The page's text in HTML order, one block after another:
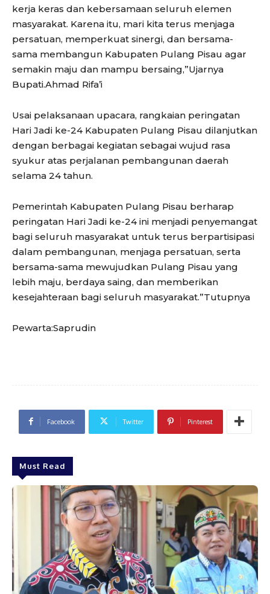
kerja keras dan kebersamaan seluruh elemen
masyarakat. Karena itu, mari kita terus menjaga
persatuan, memperkuat sinergi, dan bersama-
sama membangun Kabupaten Pulang Pisau agar
semakin maju dan mampu bersaing,”Ujarnya
Bupati.Ahmad Rifa’i
Usai pelaksanaan upacara, rangkaian peringatan
Hari Jadi ke-24 Kabupaten Pulang Pisau dilanjutkan
dengan berbagai kegiatan sebagai wujud rasa
syukur atas perjalanan pembangunan daerah
selama 24 tahun.
Pemerintah Kabupaten Pulang Pisau berharap
peringatan Hari Jadi ke-24 ini menjadi penyemangat
bagi seluruh masyarakat untuk terus berpartisipasi
dalam pembangunan, menjaga persatuan, serta
bersama-sama mewujudkan Pulang Pisau yang
lebih maju, berdaya saing, dan memberikan
kesejahteraan bagi seluruh masyarakat.”Tutupnya
Pewarta:Saprudin
Facebook Twitter Pinterest
Must Read